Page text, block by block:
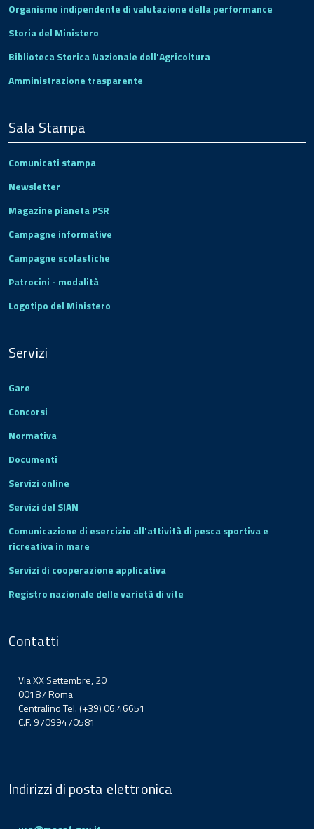
Organismo indipendente di valutazione della performance
Storia del Ministero
Biblioteca Storica Nazionale dell'Agricoltura
Amministrazione trasparente
Sala Stampa
Comunicati stampa
Newsletter
Magazine pianeta PSR
Campagne informative
Campagne scolastiche
Patrocini - modalità
Logotipo del Ministero
Servizi
Gare
Concorsi
Normativa
Documenti
Servizi online
Servizi del SIAN
Comunicazione di esercizio all'attività di pesca sportiva e
ricreativa in mare
Servizi di cooperazione applicativa
Registro nazionale delle varietà di vite
Contatti
Via XX Settembre, 20
00187 Roma
Centralino Tel. (+39) 06.46651
C.F. 97099470581
Indirizzi di posta elettronica